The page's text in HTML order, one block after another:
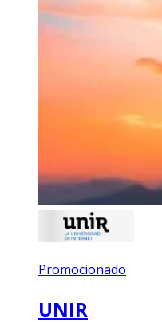
Promocionado
UNIR